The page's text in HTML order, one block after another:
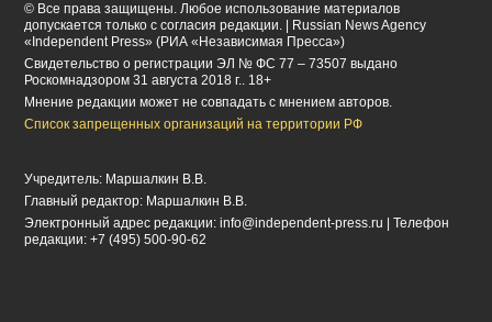
© Все права защищены. Любое использование материалов
допускается только с согласия редакции. | Russian News Agency
«Independent Press» (РИА «Независимая Пресса»)
Cвидетельство о регистрации ЭЛ № ФС 77 – 73507 выдано
Роскомнадзором 31 августа 2018 г.. 18+
Мнение редакции может не совпадать с мнением авторов.
Список запрещенных организаций на территории РФ
Учредитель: Маршалкин В.В.
Главный редактор: Маршалкин В.В.
Электронный адрес редакции:info@independent-press.ru
| Телефон
редакции: +7 (495) 500-90-62